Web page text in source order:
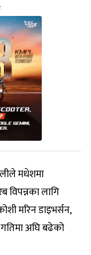
मधेशमा
लागि
मरिन डाइभर्सन,
अघि बढेको